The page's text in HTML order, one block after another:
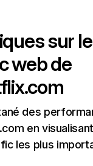
sur le
web de
des
en
les plus